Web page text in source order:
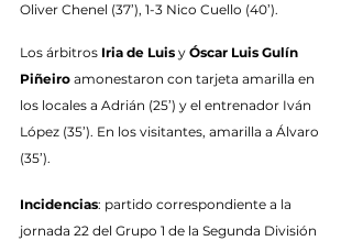
Oliver Chenel (37’), 1-3 Nico Cuello (40’).
Los árbitros Iria de Luis y Óscar Luis Gulín
Piñeiro amonestaron con tarjeta amarilla en
los locales a Adrián (25’) y el entrenador Iván
López (35’). En los visitantes, amarilla a Álvaro
(35’).
Incidencias: partido correspondiente a la
jornada 22 del Grupo 1 de la Segunda División